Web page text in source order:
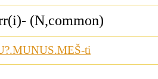
(N,common)
ti